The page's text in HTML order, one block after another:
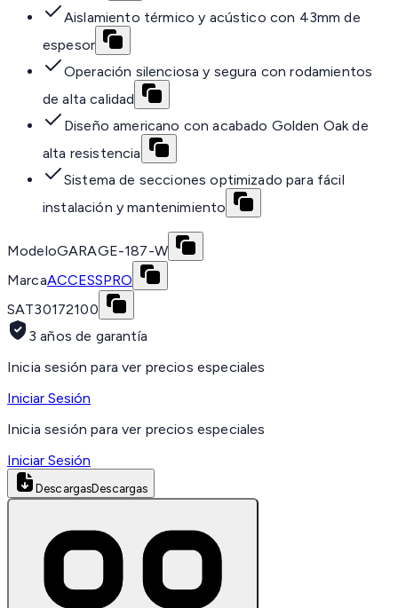
Aislamiento térmico y acústico con 43mm de
espesor
Operación silenciosa y segura con rodamientos
de alta calidad
Diseño americano con acabado Golden Oak de
alta resistencia
Sistema de secciones optimizado para fácil
instalación y mantenimiento
ModeloGARAGE-187-W
MarcaACCESSPRO
SAT30172100
3 años de garantía
Inicia sesión para ver precios especiales
Iniciar Sesión
Inicia sesión para ver precios especiales
Iniciar Sesión
DescargasDescargas